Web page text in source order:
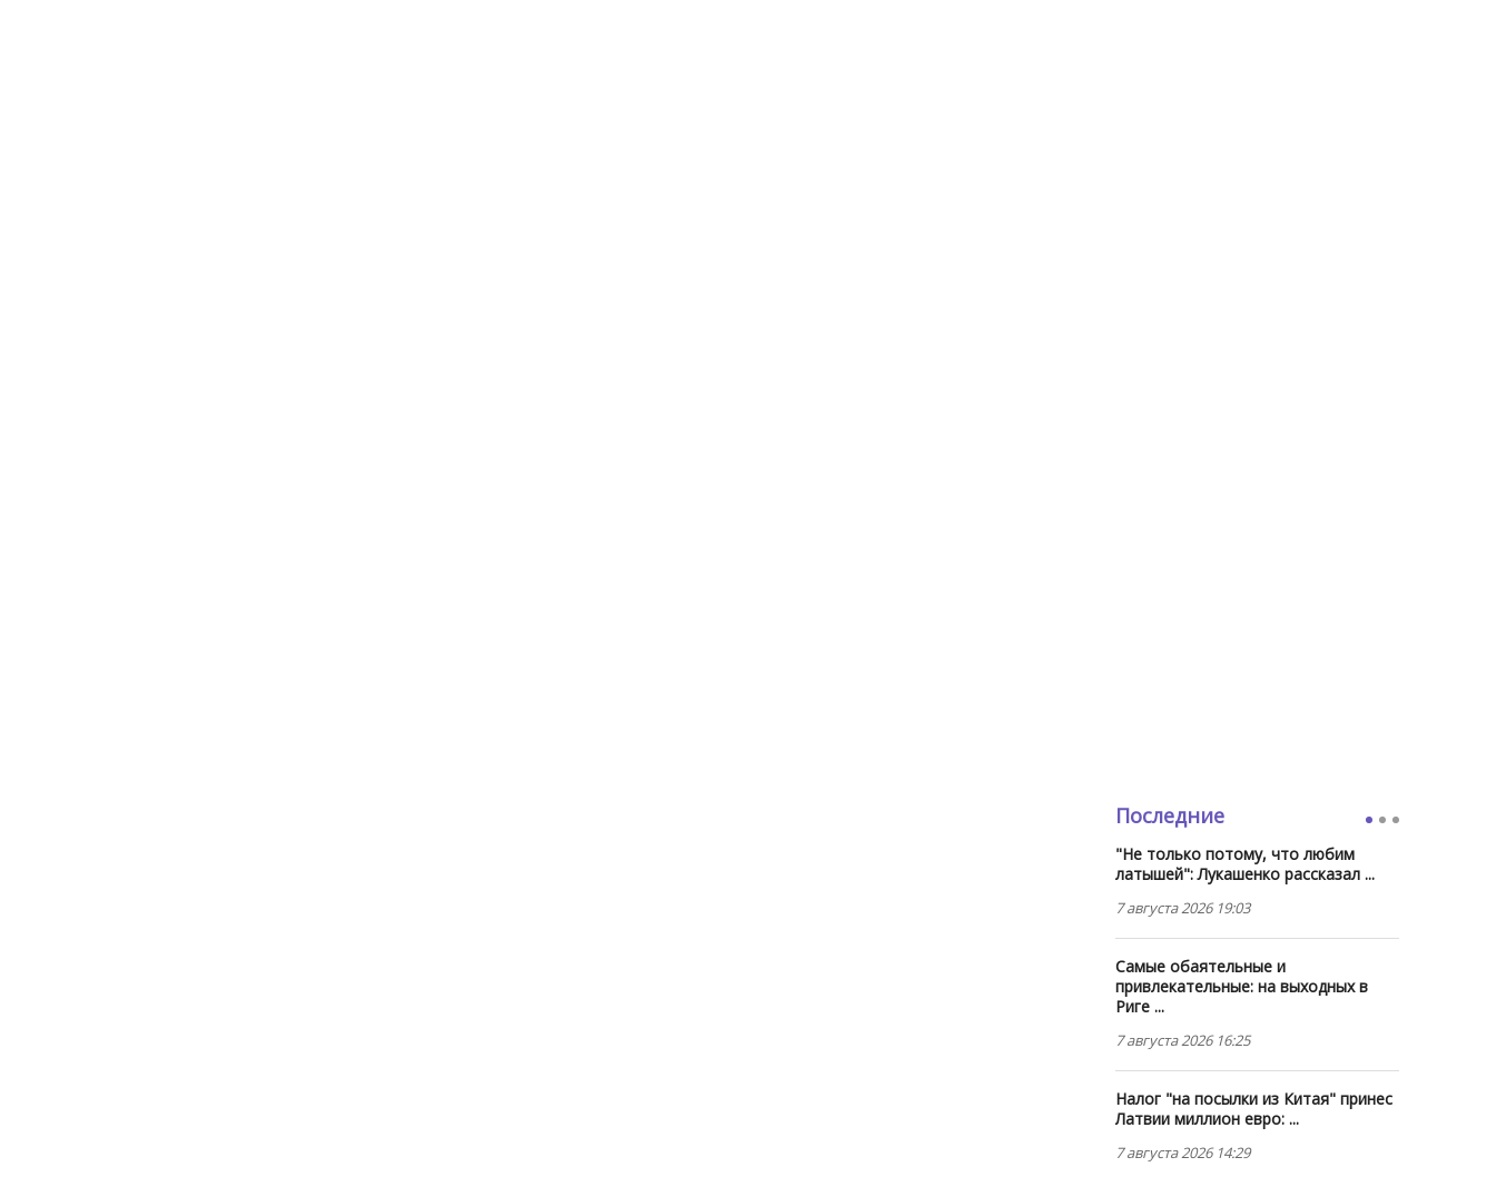
Последние
"Не только потому, что любим
латышей": Лукашенко рассказал ...
7 августа 2026 19:03
Самые обаятельные и
привлекательные: на выходных в
Риге ...
7 августа 2026 16:25
Налог "на посылки из Китая" принес
Латвии миллион евро: ...
7 августа 2026 14:29